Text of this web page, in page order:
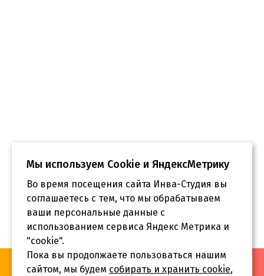
«Инва-Студия. Академия. Центр социальной реабилитации»,
Мы используем Сookie и ЯндексМетрику
Во время посещения сайта Инва-Студия вы
соглашаетесь с тем, что мы обрабатываем
ваши персональные данные с
использованием сервиса Яндекс Метрика и
"cookie".
Пока вы продолжаете пользоваться нашим
сайтом, мы будем собирать и хранить cookie,